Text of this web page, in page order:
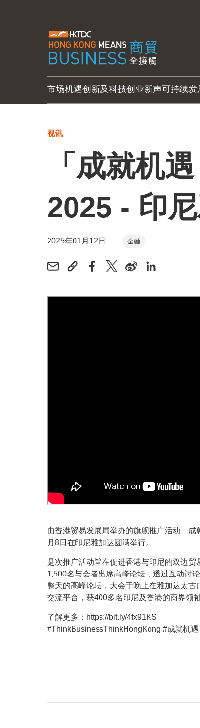
市场机遇创新及科技创业新声可持续发
视讯
「成就机
2025 - 印
2025年01月12日 金融
由香港贸易发展局举办的旗舰推广活动「
月8日在印尼雅加达圆满举行。
是次推广活动旨在促进香港与印尼的双边
1,500名与会者出席高峰论坛，透过互动讨
整天的高峰论坛，大会于晚上在雅加达太
交流平台，获400多名印尼及香港的商界领袖
了解更多：https://bit.ly/4fx91KS
#ThinkBusinessThinkHongKong #成就机遇